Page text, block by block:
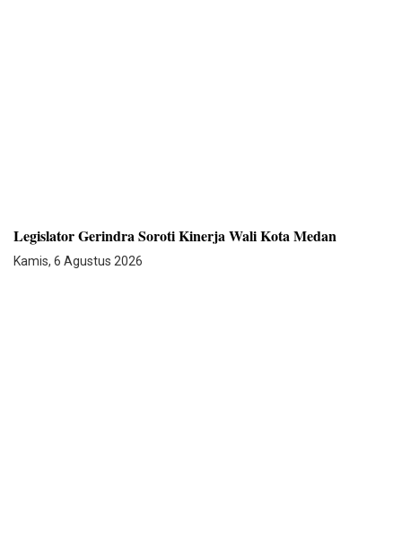
Legislator Gerindra Soroti Kinerja Wali Kota Medan
Kamis, 6 Agustus 2026